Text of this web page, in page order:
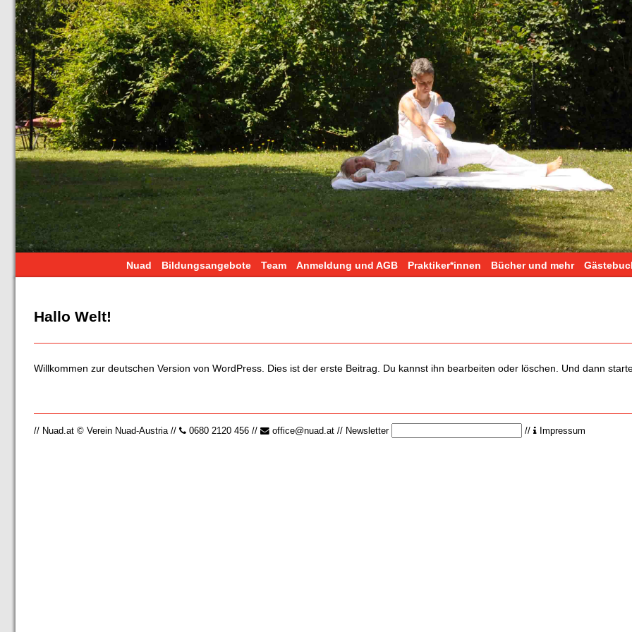
Nuad Bildungsangebote Team Anmeldung und AGB Praktiker*innen Bücher und mehr
Hallo Welt!
Willkommen zur deutschen Version von WordPress. Dies ist der erste Beitrag. Du kannst ihn bearbeiten oder löschen. Und dann
// Nuad.at © Verein Nuad-Austria // 0680 2120 456 // office@nuad.at // Newsletter // Impressum